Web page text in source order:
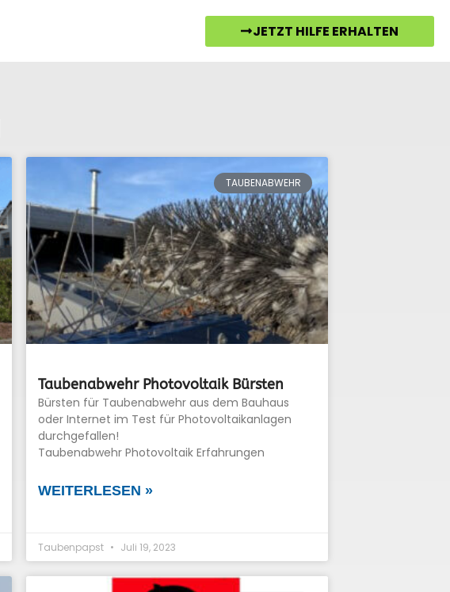
JETZT HILFE ERHALTEN
TAUBENABWEHR
Taubenabwehr Photovoltaik Bürsten
Bürsten für Taubenabwehr aus dem Bauhaus
oder Internet im Test für Photovoltaikanlagen
durchgefallen!
Taubenabwehr Photovoltaik Erfahrungen
WEITERLESEN »
Taubenpapst Juli 19, 2023